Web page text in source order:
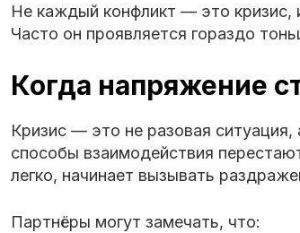
Не каждый конфликт — это кризис,
Часто он проявляется гораздо
Когда напряжение
Кризис — это не разовая
способы взаимодействия
легко, начинает вызывать
Партнёры могут замечать, что: